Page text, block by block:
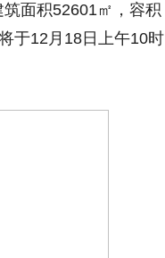
面积52601㎡，容积
于12月18日上午10时